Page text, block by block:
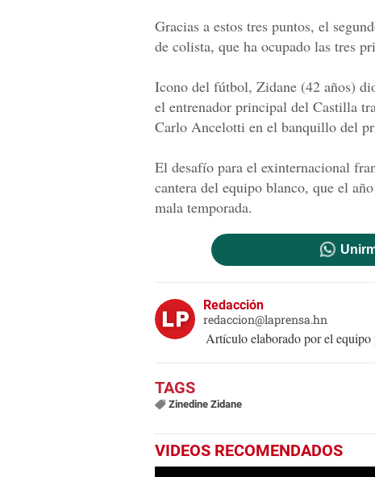
Gracias a estos tres puntos, el
de colista, que ha ocupado las tres
Icono del fútbol, Zidane (42 años)
el entrenador principal del Castilla
Carlo Ancelotti en el banquillo del
El desafío para el exinternacional
cantera del equipo blanco, que el
mala temporada.
Redacción
redaccion@laprensa.hn
Artículo elaborado por el
Zinedine Zidane
VIDEOS RECOMENDADOS